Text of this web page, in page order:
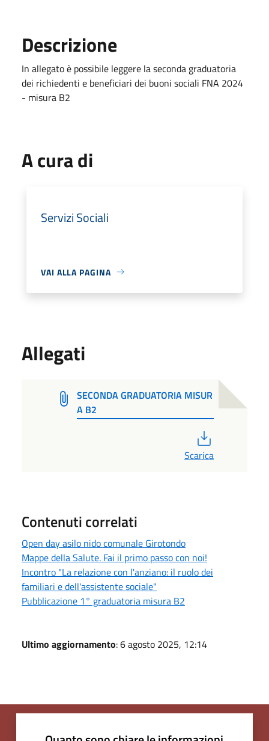
Descrizione
In allegato è possibile leggere la seconda graduatoria
dei richiedenti e beneficiari dei buoni sociali FNA 2024
- misura B2
A cura di
Servizi Sociali
VAI ALLA PAGINA
Allegati
SECONDA GRADUATORIA MISUR
A B2
Scarica
Contenuti correlati
Open day asilo nido comunale Girotondo
Mappe della Salute. Fai il primo passo con noi!
Incontro "La relazione con l'anziano: il ruolo dei
familiari e dell'assistente sociale"
Pubblicazione 1° graduatoria misura B2
Ultimo aggiornamento: 6 agosto 2025, 12:14